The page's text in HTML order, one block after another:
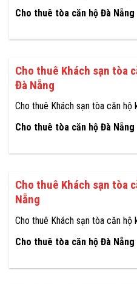
Cho thuê tòa căn hộ Đà Nẵng
Cho thuê Khách sạn tòa
Đà Nẵng
Cho thuê Khách sạn tòa căn hộ
Cho thuê tòa căn hộ Đà Nẵng
Cho thuê Khách sạn tòa
Nẵng
Cho thuê Khách sạn tòa căn hộ
Cho thuê tòa căn hộ Đà Nẵng